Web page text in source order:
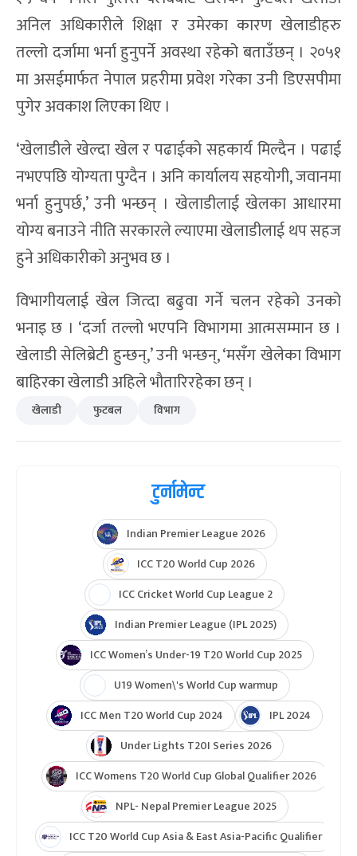
अनिल अधिकारीले शिक्षा र उमेरका कारण खेलाडीहरु
तल्लो दर्जामा भर्ना हुनुपर्ने अवस्था रहेको बताउँछन् । २०५१
मा असईमार्फत नेपाल प्रहरीमा प्रवेश गरेका उनी डिएसपीमा
पुगेर अवकाश लिएका थिए ।
‘खेलाडीले खेल्दा खेल र पढाईको सहकार्य मिल्दैन । पढाई
नभएपछि योग्यता पुग्दैन । अनि कार्यालय सहयोगी, जवानमा
भर्ना हुनुपर्छ,’ उनी भन्छन् । खेलाडीलाई खेलका आधारमा
योग्य बनाउने नीति सरकारले ल्याएमा खेलाडीलाई थप सहज
हुने अधिकारीको अनुभव छ ।
विभागीयलाई खेल जित्दा बढुवा गर्ने चलन रहेको उनको
भनाइ छ । ‘दर्जा तल्लो भएपनि विभागमा आत्मसम्मान छ ।
खेलाडी सेलिब्रेटी हुन्छन्,’ उनी भन्छन्, ‘मसँग खेलेका विभाग
बाहिरका खेलाडी अहिले भौतारिरहेका छन् ।
खेलाडी फुटबल विभाग
टुर्नामेन्ट
Indian Premier League 2026
ICC T20 World Cup 2026
ICC Cricket World Cup League 2
Indian Premier League (IPL 2025)
ICC Women’s Under-19 T20 World Cup 2025
U19 Women\'s World Cup warmup
ICC Men T20 World Cup 2024
IPL 2024
Under Lights T20I Series 2026
ICC Womens T20 World Cup Global Qualifier 2026
NPL- Nepal Premier League 2025
ICC T20 World Cup Asia & East Asia-Pacific Qualifier